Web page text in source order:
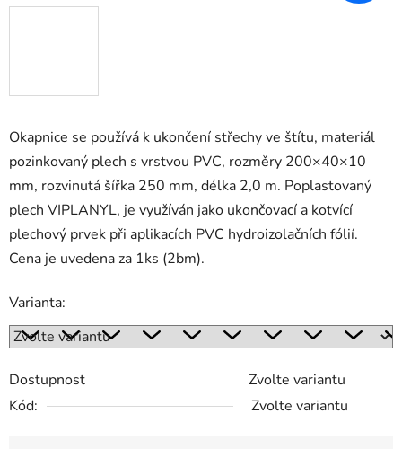
Okapnice se používá k ukončení střechy ve štítu, materiál
pozinkovaný plech s vrstvou PVC, rozměry 200×40×10
mm, rozvinutá šířka 250 mm, délka 2,0 m. Poplastovaný
plech VIPLANYL, je využíván jako ukončovací a kotvící
plechový prvek při aplikacích PVC hydroizolačních fólií.
Cena je uvedena za 1ks (2bm).
Varianta:
Dostupnost
Zvolte variantu
Kód:
Zvolte variantu